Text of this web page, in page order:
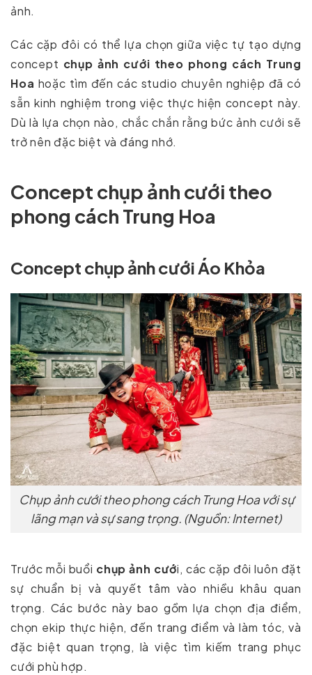
ảnh.
Các cặp đôi có thể lựa chọn giữa việc tự tạo dựng
concept chụp ảnh cưới theo phong cách Trung
Hoa hoặc tìm đến các studio chuyên nghiệp đã có
sẵn kinh nghiệm trong việc thực hiện concept này.
Dù là lựa chọn nào, chắc chắn rằng bức ảnh cưới sẽ
trở nên đặc biệt và đáng nhớ.
Concept chụp ảnh cưới theo
phong cách Trung Hoa
Concept chụp ảnh cưới Áo Khỏa
Chụp ảnh cưới theo phong cách Trung Hoa với sự
lãng mạn và sự sang trọng. (Nguồn: Internet)
Trước mỗi buổi chụp ảnh cưới, các cặp đôi luôn đặt
sự chuẩn bị và quyết tâm vào nhiều khâu quan
trọng. Các bước này bao gồm lựa chọn địa điểm,
chọn ekip thực hiện, đến trang điểm và làm tóc, và
đặc biệt quan trọng, là việc tìm kiếm trang phục
cưới phù hợp.